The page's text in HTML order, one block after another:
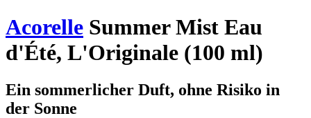
Acorelle Summer Mist Eau
d'Été, L'Originale (100 ml)
Ein sommerlicher Duft, ohne Risiko in
der Sonne